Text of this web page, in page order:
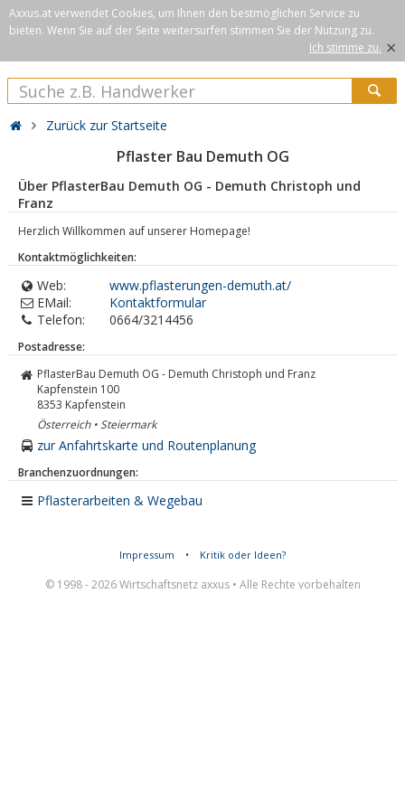
Axxus.at verwendet Cookies, um Ihnen den bestmöglichen Service zu
bieten. Wenn Sie auf der Seite weitersurfen stimmen Sie der Nutzung zu.
Ich stimme zu. ×
Zurück zur Startseite
Pflaster Bau Demuth OG
Über PflasterBau Demuth OG - Demuth Christoph und
Franz
Herzlich Willkommen auf unserer Homepage!
Kontaktmöglichkeiten:
Web:
www.pflasterungen-demuth.at/
EMail:
Kontaktformular
Telefon:
0664/3214456
Postadresse:
PflasterBau Demuth OG - Demuth Christoph und Franz
Kapfenstein 100
8353 Kapfenstein
Österreich • Steiermark
zur Anfahrtskarte und Routenplanung
Branchenzuordnungen:
Pflasterarbeiten & Wegebau
Impressum • Kritik oder Ideen?
© 1998 - 2026 Wirtschaftsnetz axxus • Alle Rechte vorbehalten